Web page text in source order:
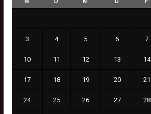
3 4 5 6 7
10 11 12 13 14
17 18 19 20 21
24 25 26 27 28